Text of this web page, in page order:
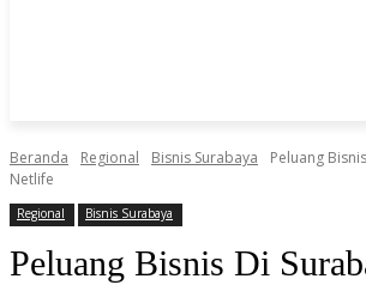
Beranda Regional Bisnis Surabaya
Peluang
Netlife
Regional Bisnis Surabaya
Peluang Bisnis Di